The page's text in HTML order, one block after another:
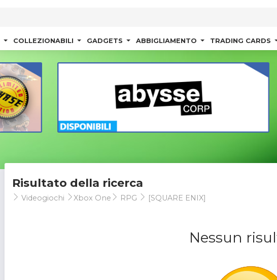
COLLEZIONABILI GADGETS ABBIGLIAMENTO TRADING CARDS
Risultato della ricerca
Videogiochi Xbox One RPG [SQUARE ENIX]
Nessun